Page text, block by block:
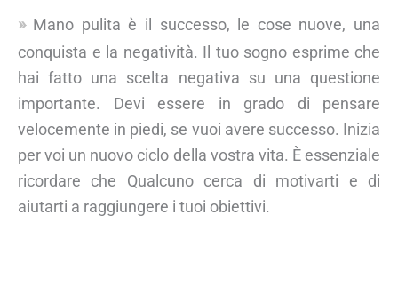
Mano pulita è il successo, le cose nuove, una
conquista e la negatività. Il tuo sogno esprime che
hai fatto una scelta negativa su una questione
importante. Devi essere in grado di pensare
velocemente in piedi, se vuoi avere successo. Inizia
per voi un nuovo ciclo della vostra vita. È essenziale
ricordare che Qualcuno cerca di motivarti e di
aiutarti a raggiungere i tuoi obiettivi.